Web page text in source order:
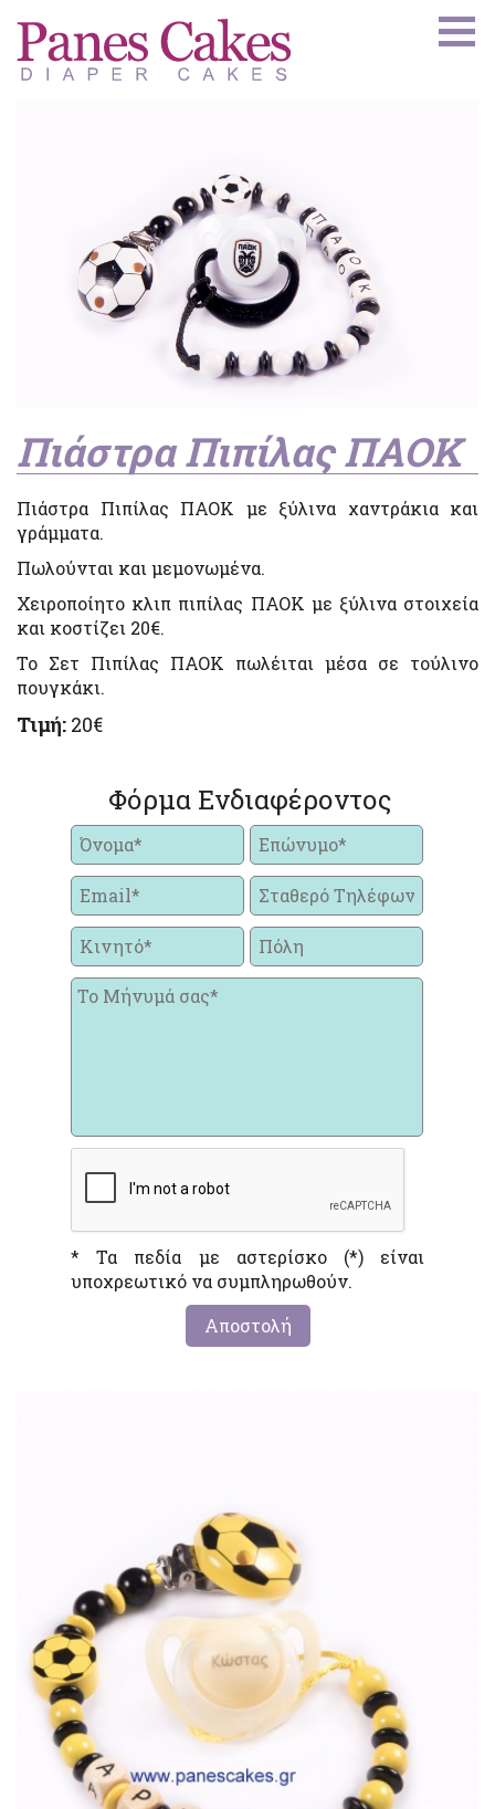
Πιάστρα Πιπίλας ΠΑΟΚ
Πιάστρα Πιπίλας ΠΑΟΚ με ξύλινα χαντράκια και
γράμματα.
Πωλούνται και μεμονωμένα.
Χειροποίητο κλιπ πιπίλας ΠΑΟΚ με ξύλινα στοιχεία
και κοστίζει 20€.
Το Σετ Πιπίλας ΠΑΟΚ πωλέιται μέσα σε τούλινο
πουγκάκι.
Τιμή: 20€
Φόρμα Ενδιαφέροντος
* Τα πεδία με αστερίσκο (*) είναι
υποχρεωτικό να συμπληρωθούν.